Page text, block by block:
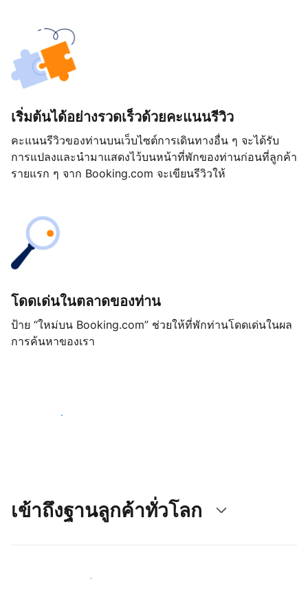
เริ่มต้นได้อย่างรวดเร็วด้วยคะแนนรีวิว
คะแนนรีวิวของท่านบนเว็บไซต์การเดินทางอื่น ๆ จะได้รับ
การแปลงและนำมาแสดงไว้บนหน้าที่พักของท่านก่อนที่ลูกค้า
รายแรก ๆ จาก Booking.com จะเขียนรีวิวให้
โดดเด่นในตลาดของท่าน
ป้าย “ใหม่บน Booking.com” ช่วยให้ที่พักท่านโดดเด่นในผล
การค้นหาของเรา
เริ่มต้นตั้งแต่วันนี้
เข้าถึงฐานลูกค้าทั่วโลก
เข้าถึงลูกค้าใหม่ ๆ ตั้งแต่วันนี้